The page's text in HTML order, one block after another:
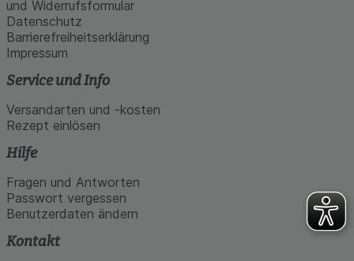
und Widerrufsformular
Datenschutz
Barrierefreiheitserklärung
Impressum
Service und Info
Versandarten und -kosten
Rezept einlösen
Hilfe
Fragen und Antworten
Passwort vergessen
Benutzerdaten ändern
Kontakt